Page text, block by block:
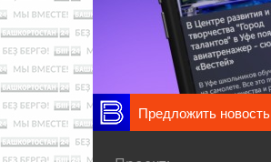
Предложить новость